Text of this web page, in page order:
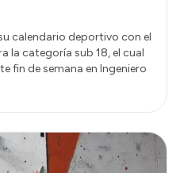
calendario deportivo con el
la categoría sub 18, el cual
fin de semana en Ingeniero